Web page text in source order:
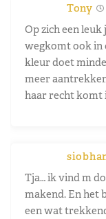
Tony
Op zich een
wegkomt ook in
kleur doet
meer
haar recht komt
Tja… ik vind m
makend. En het
een wat